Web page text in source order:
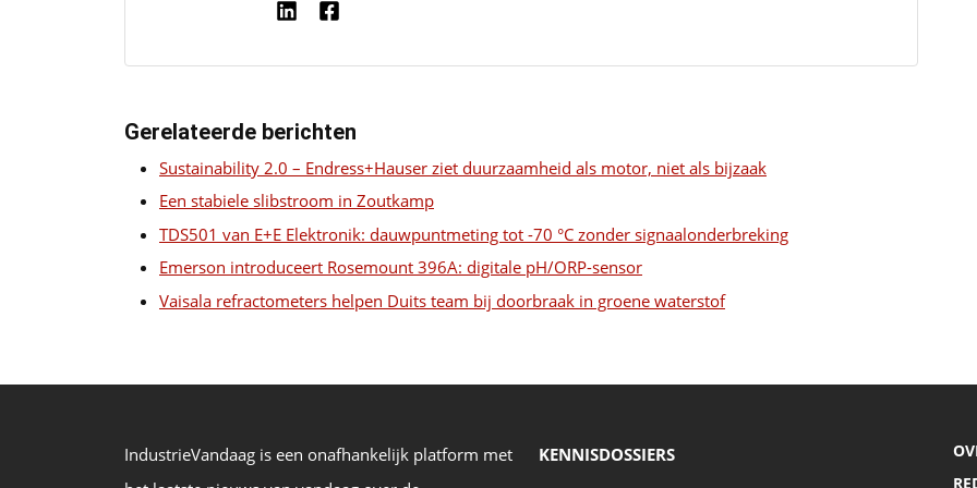
Gerelateerde berichten
Sustainability 2.0 – Endress+Hauser ziet duurzaamheid als motor, niet als bijzaak
Een stabiele slibstroom in Zoutkamp
TDS501 van E+E Elektronik: dauwpuntmeting tot -70 °C zonder signaalonderbreking
Emerson introduceert Rosemount 396A: digitale pH/ORP-sensor
Vaisala refractometers helpen Duits team bij doorbraak in groene waterstof
IndustrieVandaag is een onafhankelijk platform met
KENNISDOSSIERS